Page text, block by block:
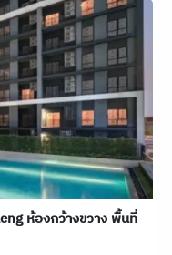
ห้องกว้างขวาง พื้นที่